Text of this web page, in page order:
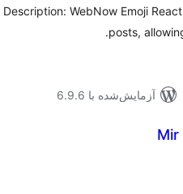
Description: WebNow Emoji
posts,
آزمایش‌شده با 6.9.6
Mir